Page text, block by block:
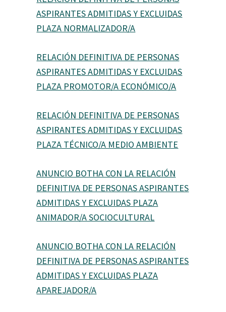
ASPIRANTES ADMITIDAS Y EXCLUIDAS
PLAZA NORMALIZADOR/A
RELACIÓN DEFINITIVA DE PERSONAS
ASPIRANTES ADMITIDAS Y EXCLUIDAS
PLAZA PROMOTOR/A ECONÓMICO/A
RELACIÓN DEFINITIVA DE PERSONAS
ASPIRANTES ADMITIDAS Y EXCLUIDAS
PLAZA TÉCNICO/A MEDIO AMBIENTE
ANUNCIO BOTHA CON LA RELACIÓN
DEFINITIVA DE PERSONAS ASPIRANTES
ADMITIDAS Y EXCLUIDAS PLAZA
ANIMADOR/A SOCIOCULTURAL
ANUNCIO BOTHA CON LA RELACIÓN
DEFINITIVA DE PERSONAS ASPIRANTES
ADMITIDAS Y EXCLUIDAS PLAZA
APAREJADOR/A